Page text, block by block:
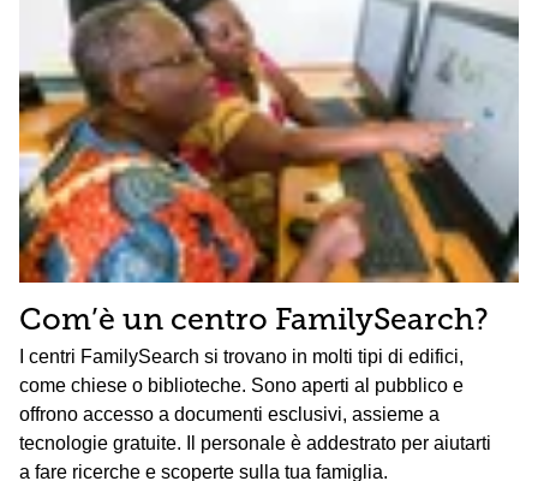
Com’è un centro FamilySearch?
I centri FamilySearch si trovano in molti tipi di edifici,
come chiese o biblioteche. Sono aperti al pubblico e
offrono accesso a documenti esclusivi, assieme a
tecnologie gratuite. Il personale è addestrato per aiutarti
a fare ricerche e scoperte sulla tua famiglia.